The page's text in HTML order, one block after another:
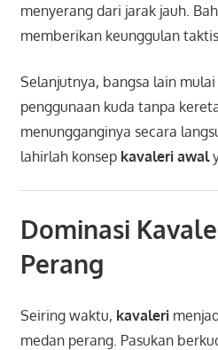
menyerang dari jarak jauh.
memberikan keunggulan
Selanjutnya, bangsa lain
penggunaan kuda tanpa
menungganginya secara
lahirlah konsep kavaleri awal
Dominasi
Perang
Seiring waktu, kavaleri
medan perang. Pasukan